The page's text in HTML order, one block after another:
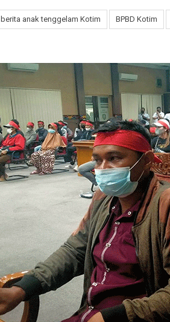
berita anak tenggelam Kotim BPBD Kotim